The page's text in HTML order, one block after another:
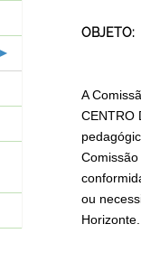
OBJETO:
A
CENTRO
ou
Horizonte.